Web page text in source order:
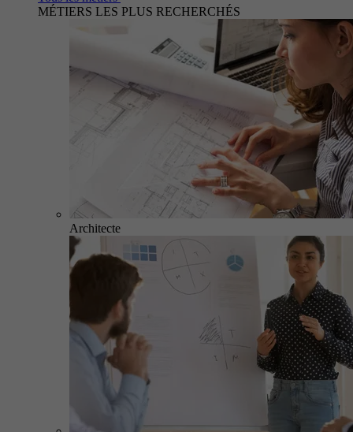
MÉTIERS LES PLUS RECHERCHÉS
Architecte